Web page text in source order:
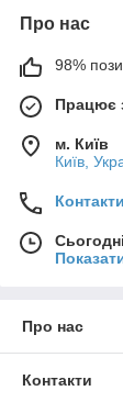
Про нас
98%
Працює
м. Київ
Київ,
Контакти
Про нас
Контакти